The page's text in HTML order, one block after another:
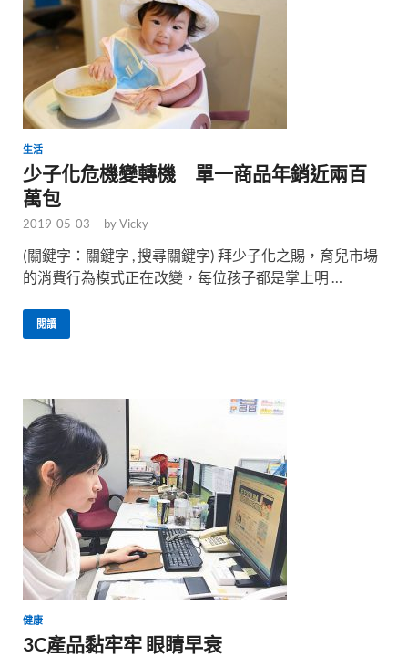
生活
少子化危機變轉機 單一商品年銷近兩百
萬包
2019-05-03 - byVicky
(關鍵字：關鍵字 , 搜尋關鍵字) 拜少子化之賜，育兒市場
的消費行為模式正在改變，每位孩子都是掌上明 …
閱讀
健康
3C產品黏牢牢 眼睛早衰